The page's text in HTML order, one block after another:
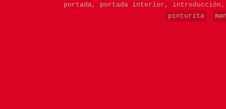
portada, portada interior,
pinturita